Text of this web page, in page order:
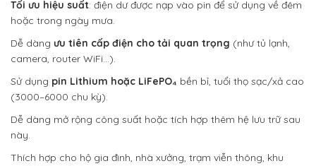
Tối ưu hiệu suất: điện dư được nạp vào pin để sử dụng về đêm
hoặc trong ngày mưa.
Dễ dàng ưu tiên cấp điện cho tải quan trọng (như tủ lạnh,
camera, router WiFi…).
Sử dụng pin Lithium hoặc LiFePO₄ bền bỉ, tuổi thọ sạc/xả cao
(3000–6000 chu kỳ).
Dễ dàng mở rộng công suất hoặc tích hợp thêm hệ lưu trữ sau
này.
Thích hợp cho hộ gia đình, nhà xưởng, trạm viễn thông, khu